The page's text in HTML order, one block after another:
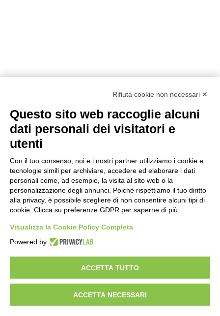
Rifiuta cookie non necessari ✕
Questo sito web raccoglie alcuni
dati personali dei visitatori e
utenti
Con il tuo consenso, noi e i nostri partner utilizziamo i cookie e
tecnologie simili per archiviare, accedere ed elaborare i dati
personali come, ad esempio, la visita al sito web o la
personalizzazione degli annunci. Poiché rispettiamo il tuo diritto
alla privacy, è possibile scegliere di non consentire alcuni tipi di
cookie. Clicca su preferenze GDPR per saperne di più.
Visualizza la Cookie Policy Completa
Powered by
ACCETTA TUTTO
ACCETTA NECESSARI